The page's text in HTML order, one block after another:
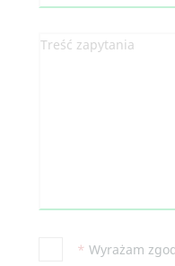
* Wyrażam